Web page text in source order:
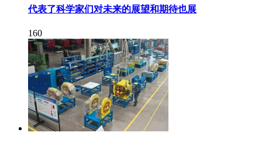
代表了科学家们对未来的展望和期待也展
160